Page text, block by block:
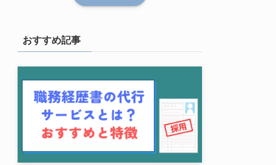
おすすめ記事